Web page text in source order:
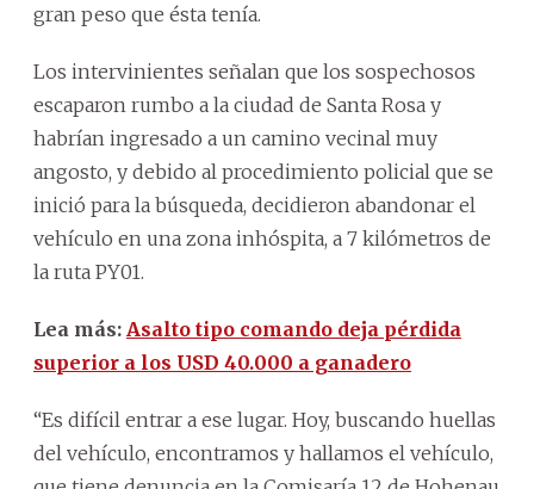
gran peso que ésta tenía.
Los intervinientes señalan que los sospechosos
escaparon rumbo a la ciudad de Santa Rosa y
habrían ingresado a un camino vecinal muy
angosto, y debido al procedimiento policial que se
inició para la búsqueda, decidieron abandonar el
vehículo en una zona inhóspita, a 7 kilómetros de
la ruta PY01.
Lea más: Asalto tipo comando deja pérdida
superior a los USD 40.000 a ganadero
“Es difícil entrar a ese lugar. Hoy, buscando huellas
del vehículo, encontramos y hallamos el vehículo,